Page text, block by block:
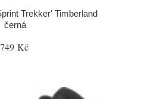
Trekker' Timberland
černá
Kč